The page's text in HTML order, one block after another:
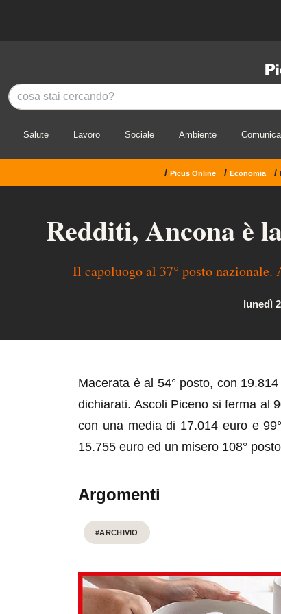
Salute Lavoro Sociale Ambiente
/ Picus Online / Economia /
Redditi, Ancona è
Il capoluogo al 37° posto
lunedì
Macerata è al 54° posto, con
dichiarati. Ascoli Piceno si ferma al
con una media di 17.014 euro e
15.755 euro ed un misero 108°
Argomenti
#ARCHIVIO